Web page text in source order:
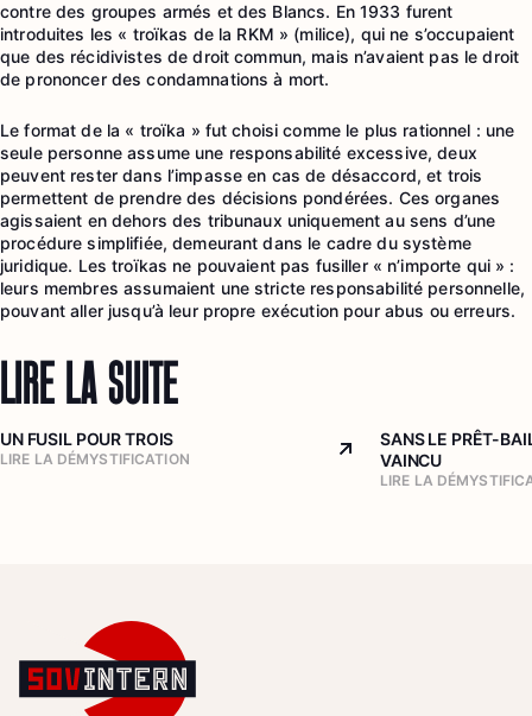
contre des groupes armés et des Blancs. En 1933 furent
introduites les « troïkas de la RKM » (milice), qui ne s’occupaient
que des récidivistes de droit commun, mais n’avaient pas le droit
de prononcer des condamnations à mort.
Le format de la « troïka » fut choisi comme le plus rationnel : une
seule personne assume une responsabilité excessive, deux
peuvent rester dans l’impasse en cas de désaccord, et trois
permettent de prendre des décisions pondérées. Ces organes
agissaient en dehors des tribunaux uniquement au sens d’une
procédure simplifiée, demeurant dans le cadre du système
juridique. Les troïkas ne pouvaient pas fusiller « n’importe qui » :
leurs membres assumaient une stricte responsabilité personnelle,
pouvant aller jusqu’à leur propre exécution pour abus ou erreurs.
LIRE LA SUITE
UN FUSIL POUR TROIS
LIRE LA DÉMYSTIFICATION Arrow top right
SANS LE PRÊT-
VAINCU
LIRE LA